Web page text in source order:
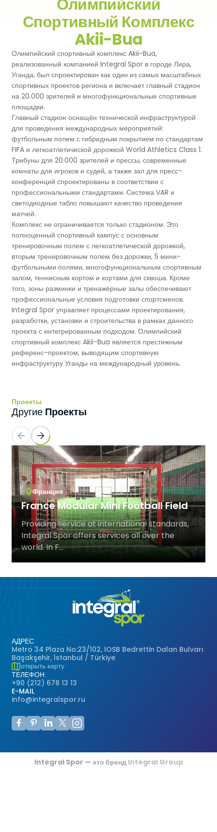
Легкоатлетические Дорожки
Падельные Корты
Падельн Клубы
Падбол Корты
Корт для Пиклбола
Теннисные Корты
Сквош Корты
Стальные Трибуны
Баскетбольные Корты
Волейбольные Корты
Гандбольные Корты
Многофункциональные Поля
Хоккейные Поля
Бейсбольные Поля
Бадминтонные Корты
Футзальные Корты
Крикетные Поля
Американский Футбол
Спортивные Игры На Ковриках
Ипподромы
Premium
PowerGrass
DuoGrass
Без Заполнителя
Падел Турф
Теннисная Трава
Гольфовая Трава
Гибридная Трава
Натуральная Трава
Система Напылительного Покрытия
Полное ПУ покрытие
ПУ Покрытие
Спортивный Паркет
Спортивный ПВХ
Акриловое Покрытие
Модульное Резиновое Покрытие
СБР
Дренированный Шокпад
ПЭ Шокпад
Кварцевый Песок
Олимпийский
Спортивный Комплекс
Akii-Bua
Олимпийский спортивный комплекс Akii-Bua,
реализованный компанией Integral Spor в городе Лира,
Уганда, был спроектирован как один из самых масштабных
спортивных проектов региона и включает главный стадион
на 20.000 зрителей и многофункциональные спортивные
площадки.
Главный стадион оснащён технической инфраструктурой
для проведения международных мероприятий:
футбольным полем с гибридным покрытием по стандартам
FIFA и легкоатлетической дорожкой World Athletics Class 1.
Трибуны для 20.000 зрителей и прессы, современные
комнаты для игроков и судей, а также зал для пресс-
конференций спроектированы в соответствии с
профессиональными стандартами. Система VAR и
светодиодные табло повышают качество проведения
матчей.
Комплекс не ограничивается только стадионом. Это
полноценный спортивный кампус с основным
тренировочным полем с легкоатлетической дорожкой,
вторым тренировочным полем без дорожки, 5 мини-
футбольными полями, многофункциональным спортивным
залом, теннисным кортом и кортами для сквоша. Кроме
того, зоны разминки и тренажёрные залы обеспечивают
профессиональные условия подготовки спортсменов.
Integral Spor управляет процессами проектирования,
разработки, установки и строительства в рамках данного
проекта с интегрированным подходом. Олимпийский
спортивный комплекс Akii-Bua является престижным
референс-проектом, выводящим спортивную
инфраструктуру Уганды на международный уровень.
Проекты
Другие Проекты
Франция
France Modular Mini Football Field
Providing service at international standards,
Integral Spor offers services all over the
world. In F...
АДРЕС
Metro 34 Plaza No:23/102, İOSB Bedrettin Dalan Bulvarı
Başakşehir, İstanbul / Türkiye
открыть карту
ТЕЛЕФОН
+90 (212) 678 13 13
E-MAIL
info@integralspor.ru
Integral Spor — это бренд Integral Group